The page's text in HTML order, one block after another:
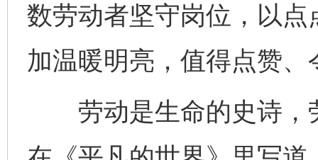
数劳动者坚守岗位，以
加温暖明亮，值得点赞、
劳动是生命的史诗，